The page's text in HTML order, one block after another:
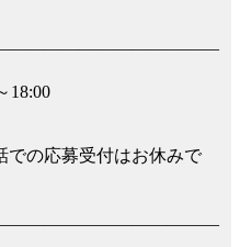
18:00
での応募受付はお休みで